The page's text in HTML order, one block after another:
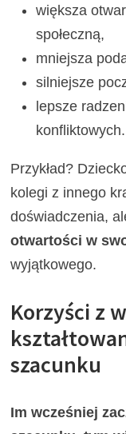
większa
społeczną,
mniejsza
silniejsze
lepsze
konfliktowych.
Przykład?
kolegi z innego
doświadczenia,
otwartości w
wyjątkowego.
Korzyści z
szacunku
Im wcześniej